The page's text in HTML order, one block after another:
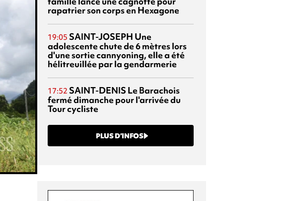
rapatrier son corps en Hexagone
19:05 SAINT-JOSEPH Une
adolescente chute de 6 mètres lors
d'une sortie cannyoning, elle a été
hélitreuillée par la gendarmerie
17:52 SAINT-DENIS Le Barachois
fermé dimanche pour l'arrivée du
Tour cycliste
PLUS D’INFOS